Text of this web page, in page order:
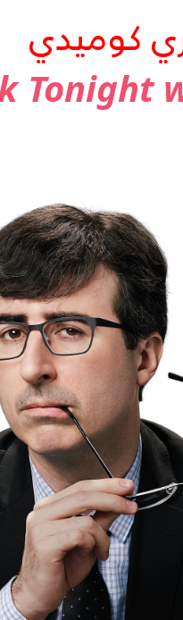
كوميدي
Tonight